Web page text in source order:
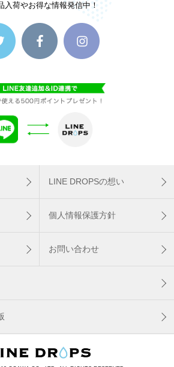
入荷やお得な情報発信中！
LINE DROPSの想い
個人情報保護方針
お問い合わせ